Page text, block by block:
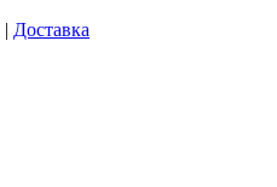
| Доставка